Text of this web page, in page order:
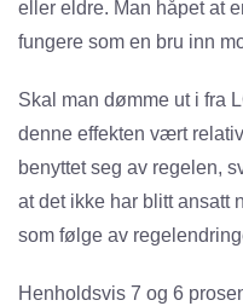
eller eldre. Man håpet at
fungere som en bru inn
Skal man dømme ut i fra
denne effekten vært
benyttet seg av regelen,
at det ikke har blitt ansatt
som følge av
Henholdsvis 7 og 6